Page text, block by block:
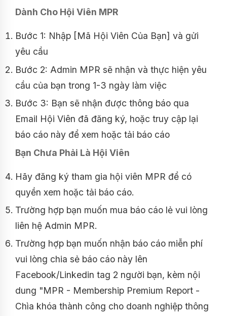
Dành Cho Hội Viên MPR
Bước 1: Nhập [Mã Hội Viên Của Bạn] và gửi
yêu cầu
Bước 2: Admin MPR sẽ nhận và thực hiện yêu
cầu của bạn trong 1-3 ngày làm việc
Bước 3: Bạn sẽ nhận được thông báo qua
Email Hội Viên đã đăng ký, hoặc truy cập lại
báo cáo này để xem hoặc tải báo cáo
Bạn Chưa Phải Là Hội Viên
Hãy đăng ký tham gia hội viên MPR để có
quyền xem hoặc tải báo cáo.
Trường hợp bạn muốn mua báo cáo lẻ vui lòng
liên hệ Admin MPR.
Trường hợp bạn muốn nhận báo cáo miễn phí
vui lòng chia sẻ báo cáo này lên
Facebook/Linkedin tag 2 người bạn, kèm nội
dung "MPR - Membership Premium Report -
Chìa khóa thành công cho doanh nghiệp thông